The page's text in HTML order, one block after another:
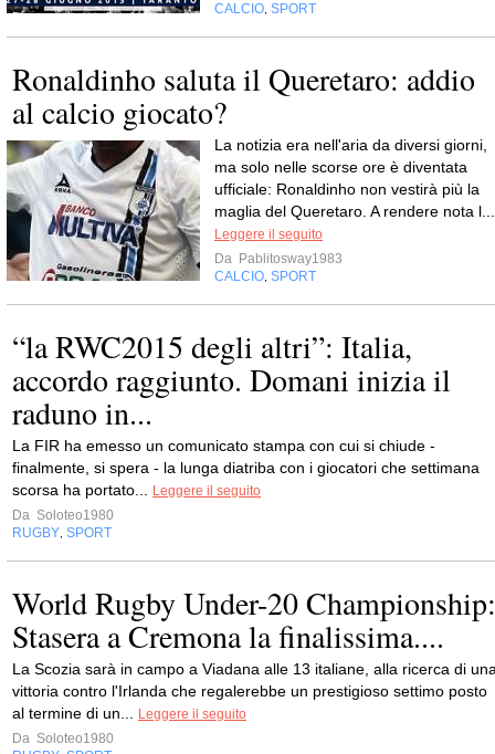
CALCIO SPORT
Ronaldinho saluta il Queretaro: addio
al calcio giocato?
La notizia era nell'aria da diversi giorni,
ma solo nelle scorse ore è diventata
ufficiale: Ronaldinho non vestirà più la
maglia del Queretaro. A rendere nota l...
Leggere il seguito
Da Pablitosway1983
CALCIO SPORT
“la RWC2015 degli altri”: Italia,
accordo raggiunto. Domani inizia il
raduno in...
La FIR ha emesso un comunicato stampa con cui si chiude -
finalmente, si spera - la lunga diatriba con i giocatori che settimana
scorsa ha portato...
Leggere il seguito
Da Soloteo1980
RUGBY SPORT
World Rugby Under-20 Championship:
Stasera a Cremona la finalissima....
La Scozia sarà in campo a Viadana alle 13 italiane, alla ricerca di
vittoria contro l'Irlanda che regalerebbe un prestigioso settimo posto
al termine di un...
Leggere il seguito
Da Soloteo1980